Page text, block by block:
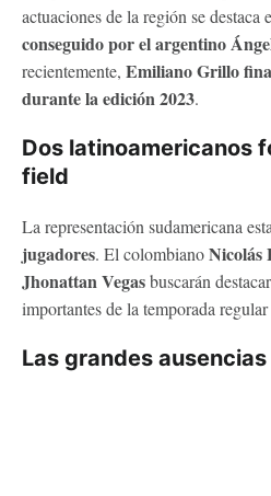
actuaciones de la región se destaca
conseguido por el argentino
recientemente, Emiliano Grillo
durante la edición 2023.
Dos latinoamericanos
field
La representación sudamericana
jugadores. El colombianoNicolás
Jhonattan Vegasbuscarán
importantes de la temporada
Las grandes ausencias